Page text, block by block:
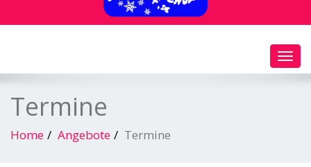
Termine
Home Angebote Termine